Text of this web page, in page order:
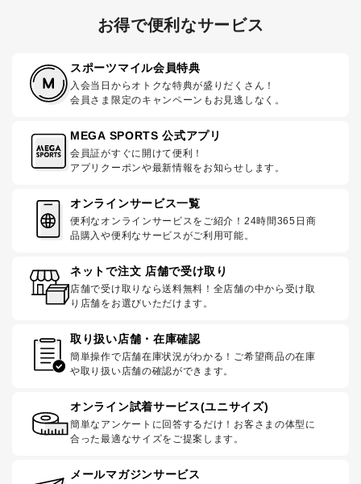
お得で便利なサービス
スポーツマイル会員特典
入会当日からオトクな特典が盛りだくさん！
会員さま限定のキャンペーンもお見逃しなく。
MEGA SPORTS 公式アプリ
会員証がすぐに開けて便利！
アプリクーポンや最新情報をお知らせします。
オンラインサービス一覧
便利なオンラインサービスをご紹介！24時間365日商
品購入や便利なサービスがご利用可能。
ネットで注文 店舗で受け取り
店舗で受け取りなら送料無料！全店舗の中から受け取
り店舗をお選びいただけます。
取り扱い店舗・在庫確認
簡単操作で店舗在庫状況がわかる！ご希望商品の在庫
や取り扱い店舗の確認ができます。
オンライン試着サービス(ユニサイズ)
簡単なアンケートに回答するだけ！お客さまの体型に
合った最適なサイズをご提案します。
メールマガジンサービス